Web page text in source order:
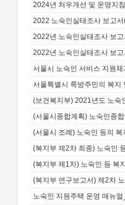
2024년 처우개선 및 운영지
2022 노숙인실태조사 보고
2022년 노숙인실태조사 보
2022년 노숙인실태조사 보
서울시 노숙인 서비스 지원
서울특별시 쪽방주민의 복지
(보건복지부) 2021년도 노숙
(서울시종합계획) 노숙인종
(서울시 조례) 노숙인 등의
(복지부 제2차 최종) 노숙인
(복지부 제1차) 노숙인 등 복
(복지부 연구보고서) 제2차
노숙인 지원주택 운영 매뉴